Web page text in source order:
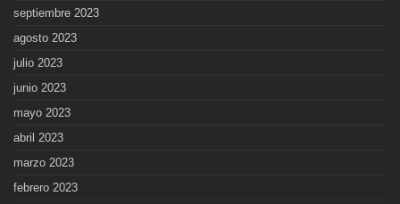
septiembre 2023
agosto 2023
julio 2023
junio 2023
mayo 2023
abril 2023
marzo 2023
febrero 2023